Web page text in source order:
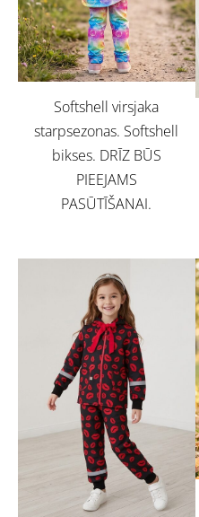
Softshell virsjaka
starpsezonas. Softshell
bikses. DRĪZ BŪS
PIEEJAMS
PASŪTĪŠANAI.